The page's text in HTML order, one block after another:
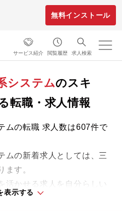
無料インストール
サービス紹介 閲覧履歴 求人検索
システムのスキ
転職・求人情報
ムの転職 求人数は607件で
ムの新着求人としては、三
ます。
活かせる求人を自分らしい
さを重視した条件で探せま
表示する